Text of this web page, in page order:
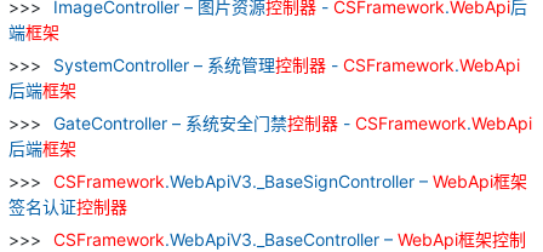
ImageController – 图片资源控制器 - CSFramework.WebApi后
端框架
SystemController – 系统管理控制器 - CSFramework.WebApi
后端框架
GateController – 系统安全门禁控制器 - CSFramework.WebApi
后端框架
CSFramework.WebApiV3._BaseSignController – WebApi框架
签名认证控制器
CSFramework.WebApiV3._BaseController – WebApi框架控制